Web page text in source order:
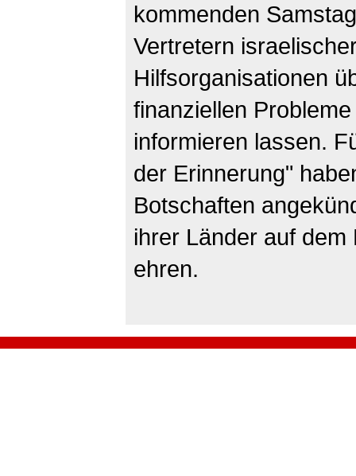
kommenden
Vertretern
Hilfsorganisationen
finanziellen
informieren lassen.
der Erinnerung"
Botschaften
ihrer Länder auf
ehren.